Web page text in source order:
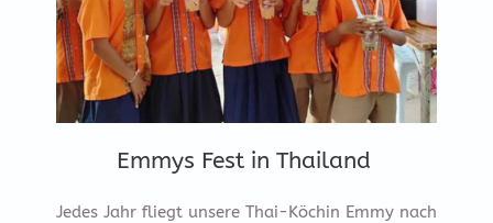
Emmys Fest in Thailand
Jedes Jahr fliegt unsere Thai-Köchin Emmy nach